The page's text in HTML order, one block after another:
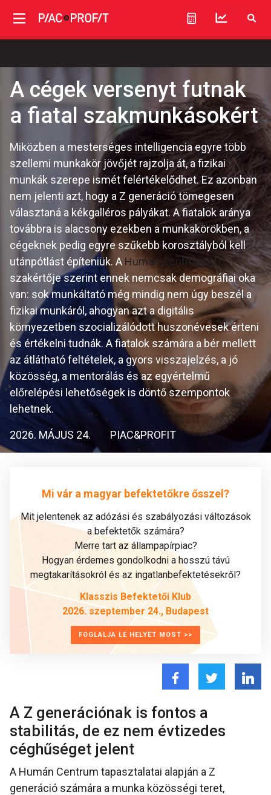
A cégek versenyt futnak
a fiatal szakmunkásokért
Miközben a mesterséges intelligencia egyre több
szellemi munkakör jövőjét rajzolja át, a fizikai
munkák szerepe ismét felértékelődhet. Ez azonban
nem jelenti azt, hogy a Z generáció tömegesen
választaná a kékgalléros pályákat. A fiatalok aránya
továbbra is alacsony ezekben a munkakörökben, a
cégeknek pedig egyre szűkebb korosztályból kell
utánpótlást építeniük. A Humán Centrum Kft.
szakértője szerint ennek nemcsak demográfiai oka
van: sok munkáltató még mindig nem úgy beszél a
fizikai munkáról, ahogyan azt a digitális
környezetben szocializálódott huszonévesek érteni
és értékelni tudnák. A fiatalok számára a bér mellett
az átlátható feltételek, a gyors visszajelzés, a jó
közösség, a mentorálás és az egyértelmű
előrelépési lehetőségek is döntő szempontok
lehetnek.
2026. MÁJUS 24. PIAC&PROFIT
Mi vár a magyar befektetőkre ősszel?
Mit jelentenek az adózási és szabályozási változások
a befektetők számára?
Merre tart az állampapírpiac?
Hogyan érdemes gondolkodni a hosszú távú
megtakarításokról és az ingatlanbefektetésekről?
Klasszis Befektetői Klub
2026. szeptember 24., Budapest
FOGLALJA LE HELYÉT MOST >>
A Z generációnak is fontos a
stabilitás, de ez nem évtizedes
céghűséget jelent
A Humán Centrum tapasztalatai alapján a Z
generáció számára a munka közösségi teret,